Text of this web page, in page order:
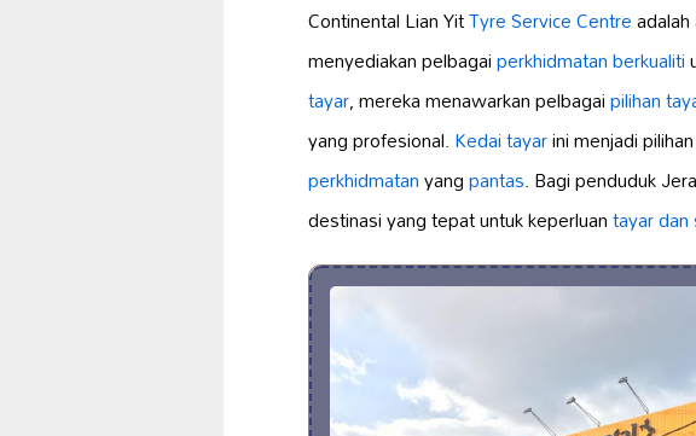
Continental Lian YitTyre Service Centre
menyediakan pelbagaiperkhidmatan berkualiti
tayar, mereka menawarkan pelbagaipilihan
yang profesional.Kedai tayarini menjadi
perkhidmatanyangpantas. Bagi penduduk
destinasi yang tepat untuk keperluantayar